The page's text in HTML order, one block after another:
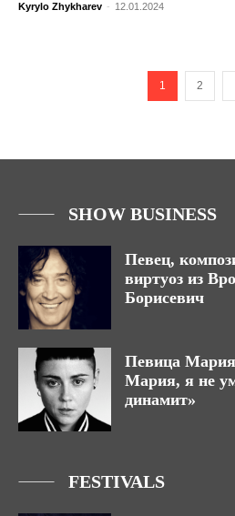
Kyrylo Zhykharev - 12.01.2024
1 2
SHOW BUSINESS
Певец,
виртуоз из
Борисевич
Певица
Мария, я не
динамит»
FESTIVALS